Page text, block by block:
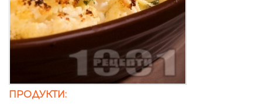
ПРОДУКТИ: